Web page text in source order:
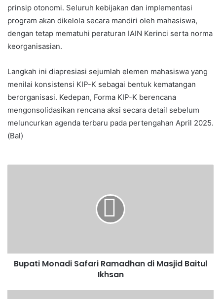
prinsip otonomi. Seluruh kebijakan dan implementasi
program akan dikelola secara mandiri oleh mahasiswa,
dengan tetap mematuhi peraturan IAIN Kerinci serta norma
keorganisasian.
Langkah ini diapresiasi sejumlah elemen mahasiswa yang
menilai konsistensi KIP-K sebagai bentuk kematangan
berorganisasi. Kedepan, Forma KIP-K berencana
mengonsolidasikan rencana aksi secara detail sebelum
meluncurkan agenda terbaru pada pertengahan April 2025.
(Bal)
Bupati Monadi Safari Ramadhan di Masjid Baitul
Ikhsan